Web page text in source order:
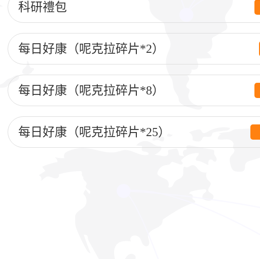
科研禮包
每日好康（呢克拉碎片*2）
每日好康（呢克拉碎片*8）
每日好康（呢克拉碎片*25）